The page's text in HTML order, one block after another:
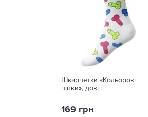
Шкарпетки «Кольорові
піпки», довгі
169 грн